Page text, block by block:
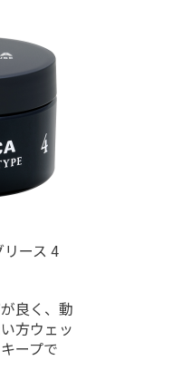
リース 4
良く、動
方ウェッ
ープで